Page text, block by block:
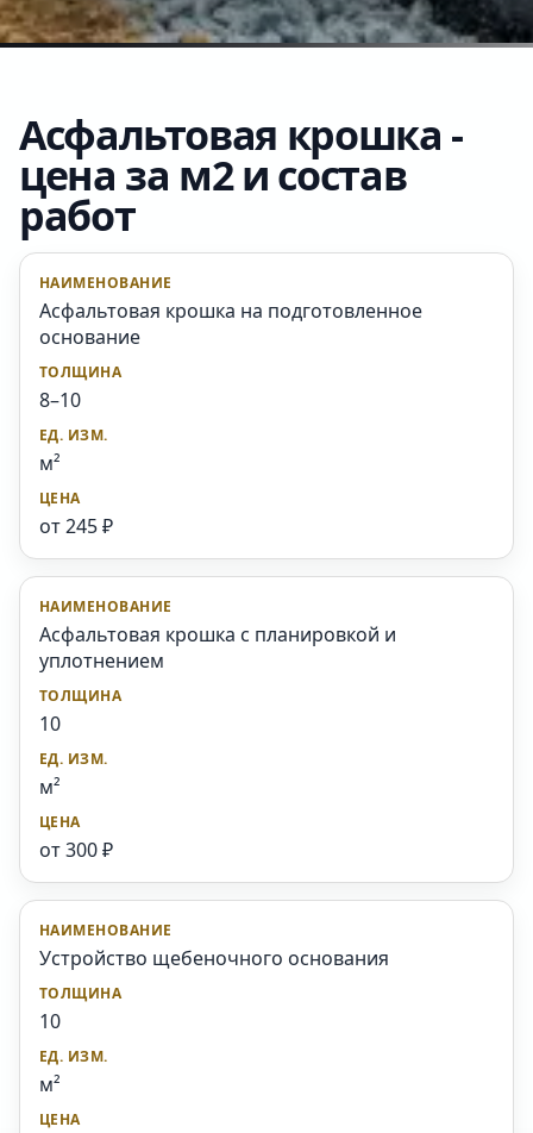
Асфальтовая крошка -
цена за м2 и состав
работ
Асфальтовая крошка на подготовленное
основание
8–10
м²
от 245 ₽
Асфальтовая крошка с планировкой и
уплотнением
10
м²
от 300 ₽
Устройство щебеночного основания
10
м²